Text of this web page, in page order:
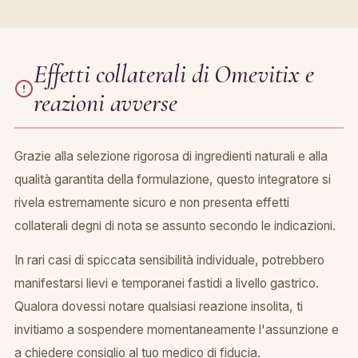
Effetti collaterali di Omevitix e
reazioni avverse
Grazie alla selezione rigorosa di ingredienti naturali e alla
qualità garantita della formulazione, questo integratore si
rivela estremamente sicuro e non presenta effetti
collaterali degni di nota se assunto secondo le indicazioni.
In rari casi di spiccata sensibilità individuale, potrebbero
manifestarsi lievi e temporanei fastidi a livello gastrico.
Qualora dovessi notare qualsiasi reazione insolita, ti
invitiamo a sospendere momentaneamente l'assunzione e
a chiedere consiglio al tuo medico di fiducia.